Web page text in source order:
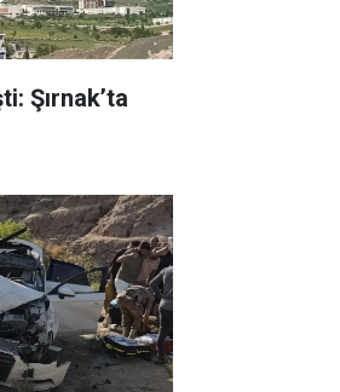
Şırnak’ta